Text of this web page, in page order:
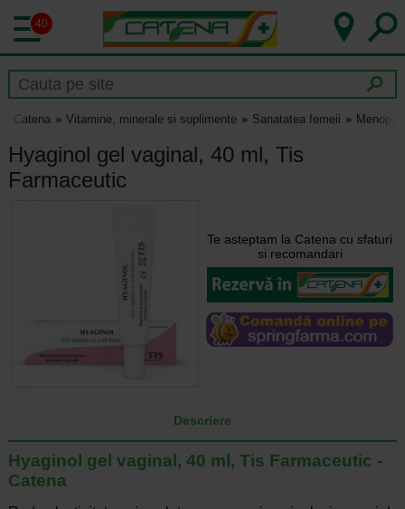
40
Catena Vitamine, minerale si suplimente Sanatatea femeii
Hyaginol gel vaginal, 40 ml, Tis
Farmaceutic
Te asteptam la Catena cu sfaturi
si recomandari
Descriere
Hyaginol gel vaginal, 40 ml, Tis Farmaceutic -
Catena